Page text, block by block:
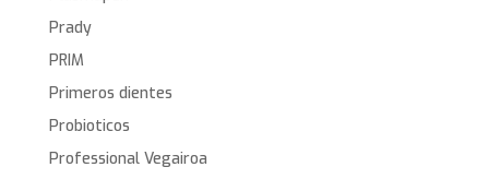
Prady
PRIM
Primeros dientes
Probioticos
Professional Vegairoa